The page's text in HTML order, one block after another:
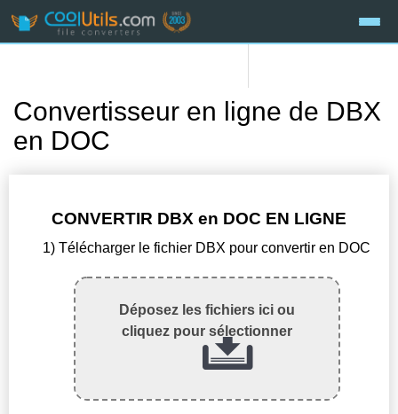
Convertisseur en ligne de DBX
en DOC
CONVERTIR DBX en DOC EN LIGNE
1) Télécharger le fichier DBX pour convertir en DOC
Déposez les fichiers ici ou
cliquez pour sélectionner